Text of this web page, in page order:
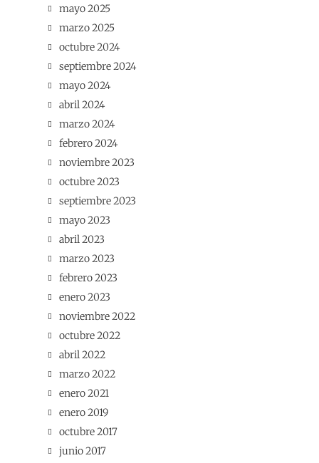
mayo 2025
marzo 2025
octubre 2024
septiembre 2024
mayo 2024
abril 2024
marzo 2024
febrero 2024
noviembre 2023
octubre 2023
septiembre 2023
mayo 2023
abril 2023
marzo 2023
febrero 2023
enero 2023
noviembre 2022
octubre 2022
abril 2022
marzo 2022
enero 2021
enero 2019
octubre 2017
junio 2017